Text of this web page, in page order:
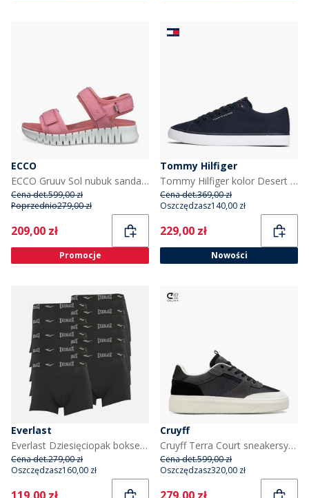
ECCO
ECCO Gruuv Sol nubuk sandały z paskiem na kostce dla niej kolor przybrudzony róż
Cena det.599,00 zł
Poprzednio279,00 zł
Current
209,00 zł
Promocje
Tommy Hilfiger
Tommy Hilfiger kolor Desert Sky
Cena det.369,00 zł
Oszczędzasz140,00 zł
Current
229,00 zł
Nowości
Everlast
Everlast Dziesięciopak bokserek dla niego kolor Czarny
Cena det.279,00 zł
Oszczędzasz160,00 zł
Current
Cruyff
Cruyff Terra Court sneakersy dla niego kolor Grey/White
Cena det.599,00 zł
Oszczędzasz320,00 zł
Current